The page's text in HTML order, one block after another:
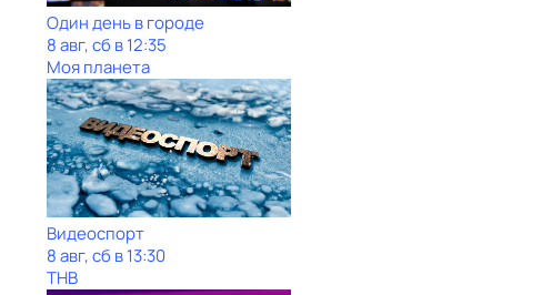
Один день в городе
8 авг, сб в 12:35
Моя планета
Видеоспорт
8 авг, сб в 13:30
ТНВ